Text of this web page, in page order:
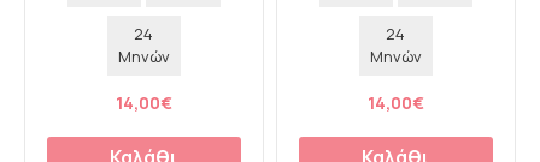
24
Μηνών
14,00€
24
Μηνών
14,00€